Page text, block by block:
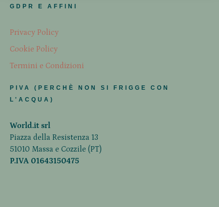
GDPR E AFFINI
Privacy Policy
Cookie Policy
Termini e Condizioni
PIVA (PERCHÈ NON SI FRIGGE CON
L'ACQUA)
World.it srl
Piazza della Resistenza 13
51010 Massa e Cozzile (PT)
P.IVA 01643150475